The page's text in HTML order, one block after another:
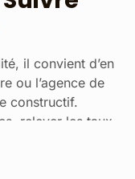
il convient d’en
ou l’agence de
constructif.
relever les taux